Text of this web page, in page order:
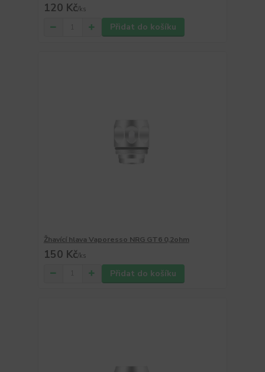
120 Kč/ks
Přidat do košíku
Žhavící hlava Vaporesso NRG GT6 0,2ohm
150 Kč/ks
Přidat do košíku